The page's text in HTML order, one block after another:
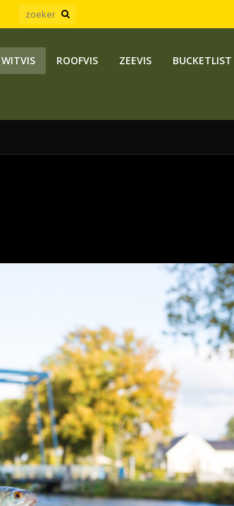
WITVIS ROOFVIS ZEEVIS BUCKETLIST